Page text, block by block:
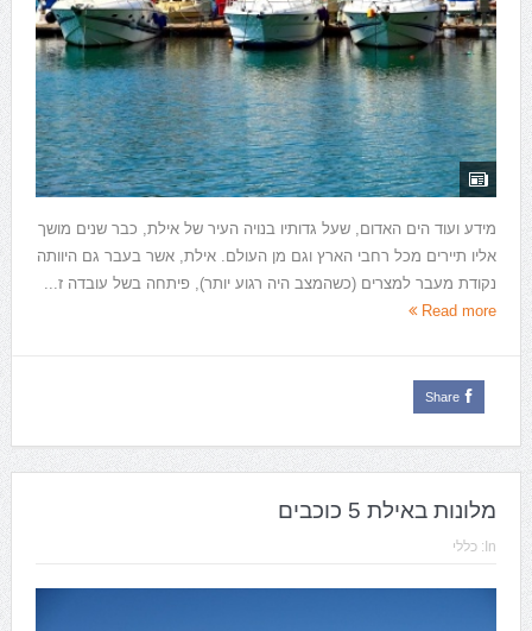
מידע ועוד הים האדום, שעל גדותיו בנויה העיר של אילת, כבר שנים מושך
אליו תיירים מכל רחבי הארץ וגם מן העולם. אילת, אשר בעבר גם היוותה
נקודת מעבר למצרים (כשהמצב היה רגוע יותר), פיתחה בשל עובדה ז...
Read more
Share
מלונות באילת 5 כוכבים
In: כללי